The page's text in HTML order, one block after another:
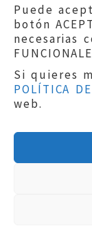
Puede
botón
necesarias
Si quieres
POLÍTICA
web.Aviso
Copyright